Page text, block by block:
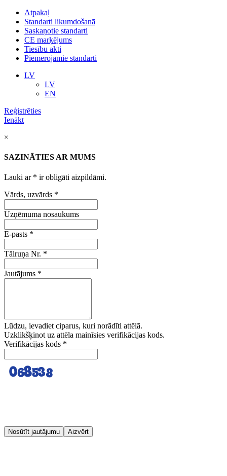
Atpakaļ
Standarti likumdošanā
Saskaņotie standarti
CE marķējums
Tiesību akti
Piemērojamie standarti
LV
LV
EN
Reģistrēties
Ienākt
×
SAZINĀTIES AR MUMS
Lauki ar * ir obligāti aizpildāmi.
Vārds, uzvārds *
Uzņēmuma nosaukums
E-pasts *
Tālruņa Nr. *
Jautājums *
Lūdzu, ievadiet ciparus, kuri norādīti attēlā.
Uzklikšķinot uz attēla mainīsies verifikācijas kods.
Verifikācijas kods *
Nosūtīt jautājumu Aizvērt